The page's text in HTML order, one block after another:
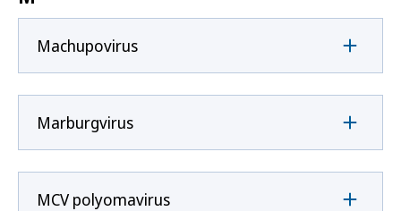
Machupovirus
Marburgvirus
MCV polyomavirus